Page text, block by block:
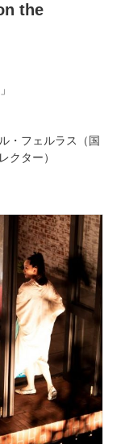
the
・フェルラス（国
クター）